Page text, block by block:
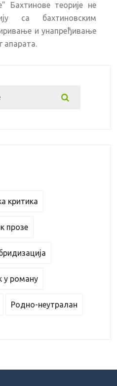
Бахтинове теорије не
са бахтиновским
и унапређивање
апарата.
критика
прозе
у роману
Родно-неутралан